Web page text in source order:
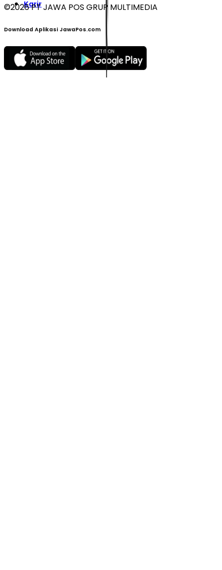
Karir
©2026PT JAWA POS GRUP MULTIMEDIA
Download Aplikasi JawaPos.com